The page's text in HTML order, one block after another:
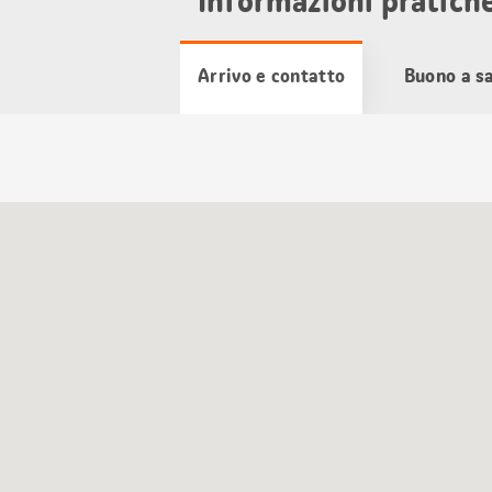
Arrivo e contatto Buono a